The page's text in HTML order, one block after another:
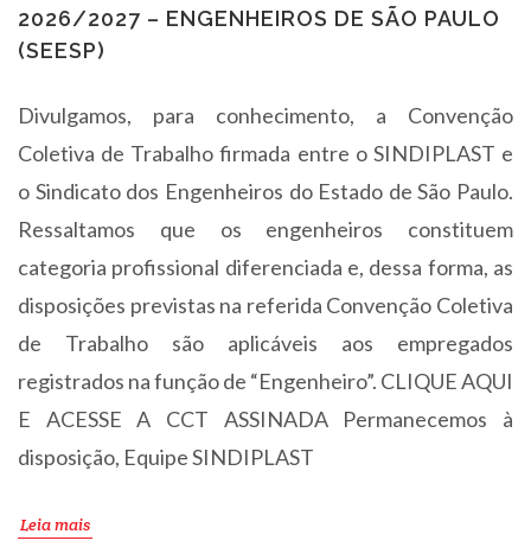
2026/2027 – ENGENHEIROS DE SÃO PAULO
(SEESP)
Divulgamos, para conhecimento, a Convenção
Coletiva de Trabalho firmada entre o SINDIPLAST e
o Sindicato dos Engenheiros do Estado de São Paulo.
Ressaltamos que os engenheiros constituem
categoria profissional diferenciada e, dessa forma, as
disposições previstas na referida Convenção Coletiva
de Trabalho são aplicáveis aos empregados
registrados na função de “Engenheiro”. CLIQUE AQUI
E ACESSE A CCT ASSINADA Permanecemos à
disposição, Equipe SINDIPLAST
Leia mais